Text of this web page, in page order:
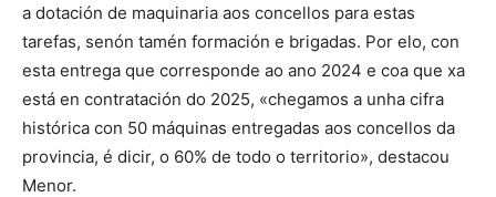
a dotación de maquinaria aos concellos para estas
tarefas, senón tamén formación e brigadas. Por elo, con
esta entrega que corresponde ao ano 2024 e coa que xa
está en contratación do 2025, «chegamos a unha cifra
histórica con 50 máquinas entregadas aos concellos da
provincia, é dicir, o 60% de todo o territorio», destacou
Menor.